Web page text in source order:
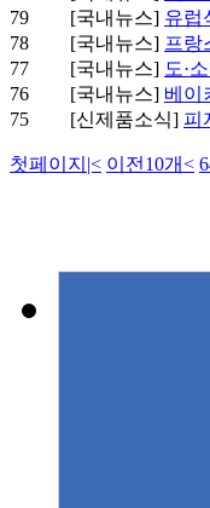
79
[국내뉴스] 유럽
78
[국내뉴스] 프랑
77
[국내뉴스] 도·
76
[국내뉴스] 베이
75
[신제품소식] 피
첫페이지 |< 이전10개<